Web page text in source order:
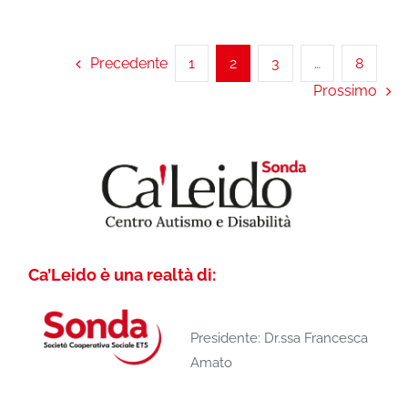
Precedente 1 2 3 …
8
Prossimo
Ca’Leido è una realtà di:
Presidente: Dr.ssa Francesca
Amato